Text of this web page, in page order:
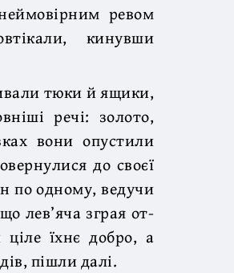
ревом
кинувши
тюки й ящики,
речі: золото,
вони опустили
до своєї
по одному, ведучи
лев’яча зграя от-
їхнє добро, а
пішли далі.